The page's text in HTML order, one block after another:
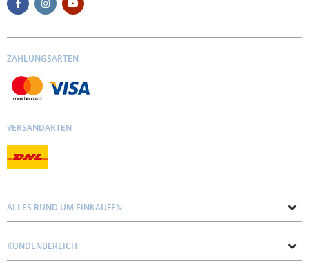
ZAHLUNGSARTEN
VERSANDARTEN
ALLES RUND UM EINKAUFEN
Kontakt mit uns
KUNDENBEREICH